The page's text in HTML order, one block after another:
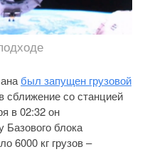
был запущен грузовой
сближение со станцией
в 02:32 он
Базового блока
6000 кг грузов –